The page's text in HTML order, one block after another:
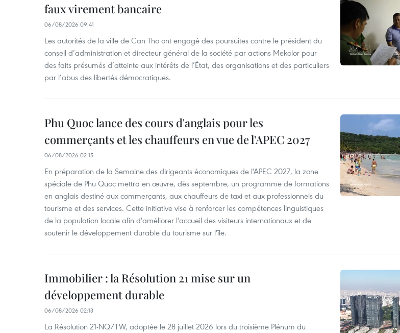
faux virement bancaire
06/08/2026 09:41
Les autorités de la ville de Can Tho ont engagé des poursuites contre le président du
conseil d’administration et directeur général de la société par actions Mekolor pour
des faits présumés d’atteinte aux intérêts de l’État, des organisations et des particuliers
par l’abus des libertés démocratiques.
Phu Quoc lance des cours d'anglais pour les
commerçants et les chauffeurs en vue de l'APEC 2027
06/08/2026 02:15
En préparation de la Semaine des dirigeants économiques de l'APEC 2027, la zone
spéciale de Phu Quoc mettra en œuvre, dès septembre, un programme de formations
en anglais destiné aux commerçants, aux chauffeurs de taxi et aux professionnels du
tourisme et des services. Cette initiative vise à renforcer les compétences linguistiques
de la population locale afin d'améliorer l'accueil des visiteurs internationaux et de
soutenir le développement durable du tourisme sur l'île.
Immobilier : la Résolution 21 mise sur un
développement durable
06/08/2026 02:13
La Résolution 21-NQ/TW, adoptée le 28 juillet 2026 lors du troisième Plénum du